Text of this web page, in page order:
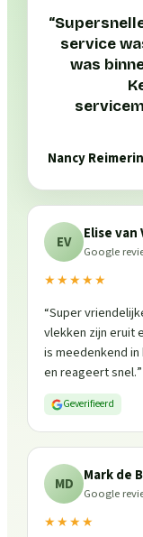
“
service
was
Nancy
EV Elise van
Google
★★★★★
“Super
vlekken zijn eruit
is meedenkend
en reageert snel.”
Geverifieerd
MD Mark de
Google
★★★★